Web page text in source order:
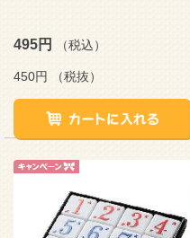
495円 （税込）
450円 （税抜）